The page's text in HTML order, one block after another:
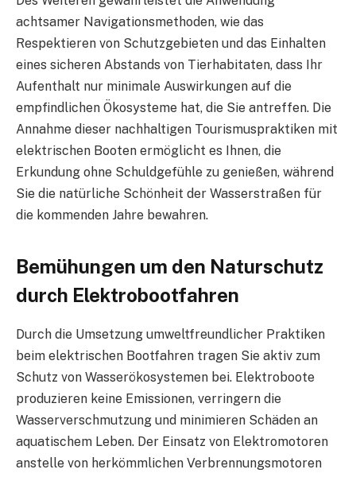
achtsamer Navigationsmethoden, wie das
Respektieren von Schutzgebieten und das Einhalten
eines sicheren Abstands von Tierhabitaten, dass Ihr
Aufenthalt nur minimale Auswirkungen auf die
empfindlichen Ökosysteme hat, die Sie antreffen. Die
Annahme dieser nachhaltigen Tourismuspraktiken mit
elektrischen Booten ermöglicht es Ihnen, die
Erkundung ohne Schuldgefühle zu genießen, während
Sie die natürliche Schönheit der Wasserstraßen für
die kommenden Jahre bewahren.
Bemühungen um den Naturschutz
durch Elektrobootfahren
Durch die Umsetzung umweltfreundlicher Praktiken
beim elektrischen Bootfahren tragen Sie aktiv zum
Schutz von Wasserökosystemen bei. Elektroboote
produzieren keine Emissionen, verringern die
Wasserverschmutzung und minimieren Schäden an
aquatischem Leben. Der Einsatz von Elektromotoren
anstelle von herkömmlichen Verbrennungsmotoren